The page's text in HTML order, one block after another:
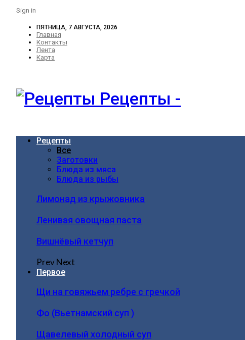
Sign in
ПЯТНИЦА, 7 АВГУСТА, 2026
Главная
Контакты
Лента
Карта
Рецепты -
Рецепты
Все
Заготовки
Блюда из мяса
Блюда из рыбы
Лимонад из крыжовника
Ленивая овощная паста
Вишнёвый кетчуп
PrevNext
Первое
Щи на говяжьем ребре с гречкой
Фо (Вьетнамский суп )
Щавелевый холодный суп